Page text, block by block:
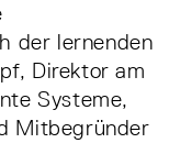
der lernenden
Direktor am
Systeme,
Mitbegründer